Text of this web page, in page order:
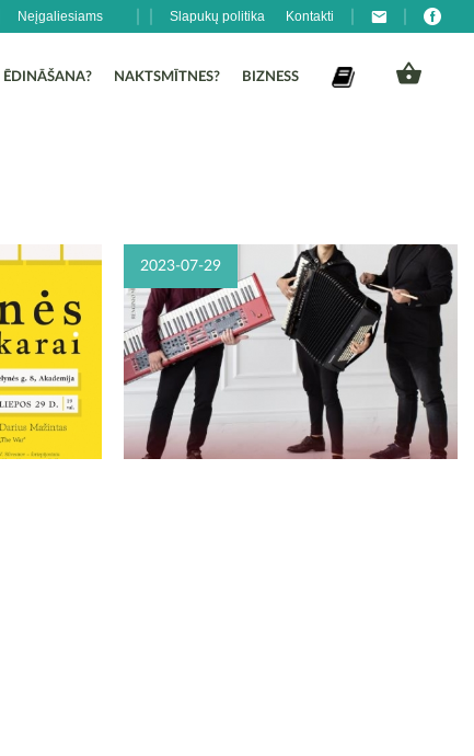
Slapukų politika Kontakti
Neįgaliesiams
ĒDINĀŠANA? NAKTSMĪTNES? BIZNESS
2023-07-29